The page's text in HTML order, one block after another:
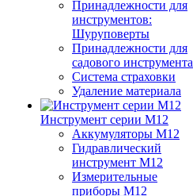
Принадлежности для
инструментов:
Шуруповерты
Принадлежности для
садового инструмента
Система страховки
Удаление материала
Инструмент серии M12
Аккумуляторы M12
Гидравлический
инструмент M12
Измерительные
приборы M12